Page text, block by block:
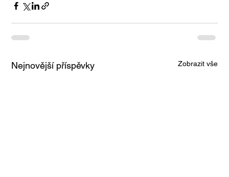
Nejnovější příspěvky Zobrazit vše